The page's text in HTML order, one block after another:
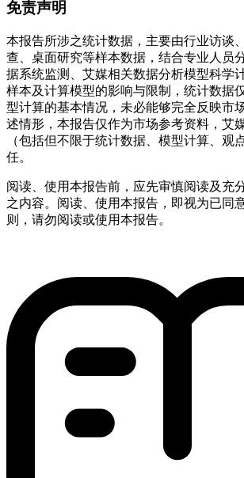
免责声明
本报告所涉之统计数据，主要由行业访谈
查、桌面研究等样本数据，结合专业人员
据系统监测、艾媒相关数据分析模型科学
样本及计算模型的影响与限制，统计数据
型计算的基本情况，未必能够完全反映市
述情形，本报告仅作为市场参考资料，艾
（包括但不限于统计数据、模型计算、观
任。
阅读、使用本报告前，应先审慎阅读及充
之内容。阅读、使用本报告，即视为已同
则，请勿阅读或使用本报告。